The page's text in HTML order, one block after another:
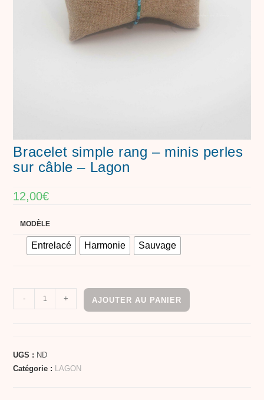
Bracelet simple rang – minis perles
sur câble – Lagon
12,00€
MODÈLE
Entrelacé Harmonie Sauvage
- + AJOUTER AU PANIER
UGS : ND
Catégorie : LAGON